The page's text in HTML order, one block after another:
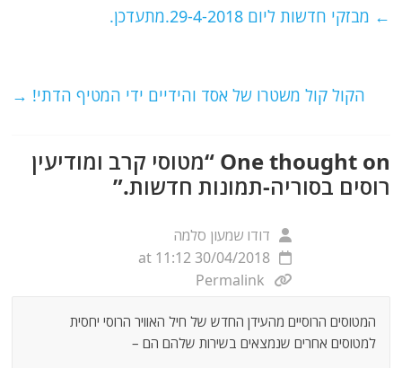
s
p
g
l
er
e
o
← מבזקי חדשות ליום 29-4-2018.מתעדכן.
הקול קול משטרו של אסד והידיים ידי המטיף הדתי! →
One thought on “
מטוסי קרב ומודיעין
רוסים בסוריה-תמונות חדשות.”
דודו שמעון סלמה
30/04/2018 at 11:12
Permalink
המטוסים הרוסיים מהעידן החדש של חיל האוויר הרוסי יחסית
למטוסים אחרים שנמצאים בשירות שלהם הם –